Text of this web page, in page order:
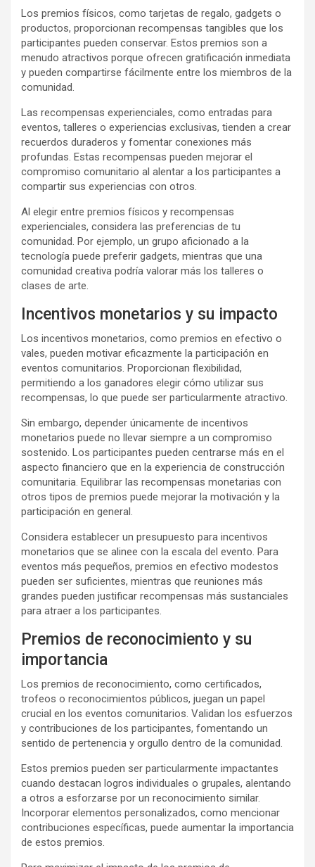
Los premios físicos, como tarjetas de regalo, gadgets o
productos, proporcionan recompensas tangibles que los
participantes pueden conservar. Estos premios son a
menudo atractivos porque ofrecen gratificación inmediata
y pueden compartirse fácilmente entre los miembros de la
comunidad.
Las recompensas experienciales, como entradas para
eventos, talleres o experiencias exclusivas, tienden a crear
recuerdos duraderos y fomentar conexiones más
profundas. Estas recompensas pueden mejorar el
compromiso comunitario al alentar a los participantes a
compartir sus experiencias con otros.
Al elegir entre premios físicos y recompensas
experienciales, considera las preferencias de tu
comunidad. Por ejemplo, un grupo aficionado a la
tecnología puede preferir gadgets, mientras que una
comunidad creativa podría valorar más los talleres o
clases de arte.
Incentivos monetarios y su impacto
Los incentivos monetarios, como premios en efectivo o
vales, pueden motivar eficazmente la participación en
eventos comunitarios. Proporcionan flexibilidad,
permitiendo a los ganadores elegir cómo utilizar sus
recompensas, lo que puede ser particularmente atractivo.
Sin embargo, depender únicamente de incentivos
monetarios puede no llevar siempre a un compromiso
sostenido. Los participantes pueden centrarse más en el
aspecto financiero que en la experiencia de construcción
comunitaria. Equilibrar las recompensas monetarias con
otros tipos de premios puede mejorar la motivación y la
participación en general.
Considera establecer un presupuesto para incentivos
monetarios que se alinee con la escala del evento. Para
eventos más pequeños, premios en efectivo modestos
pueden ser suficientes, mientras que reuniones más
grandes pueden justificar recompensas más sustanciales
para atraer a los participantes.
Premios de reconocimiento y su
importancia
Los premios de reconocimiento, como certificados,
trofeos o reconocimientos públicos, juegan un papel
crucial en los eventos comunitarios. Validan los esfuerzos
y contribuciones de los participantes, fomentando un
sentido de pertenencia y orgullo dentro de la comunidad.
Estos premios pueden ser particularmente impactantes
cuando destacan logros individuales o grupales, alentando
a otros a esforzarse por un reconocimiento similar.
Incorporar elementos personalizados, como mencionar
contribuciones específicas, puede aumentar la importancia
de estos premios.